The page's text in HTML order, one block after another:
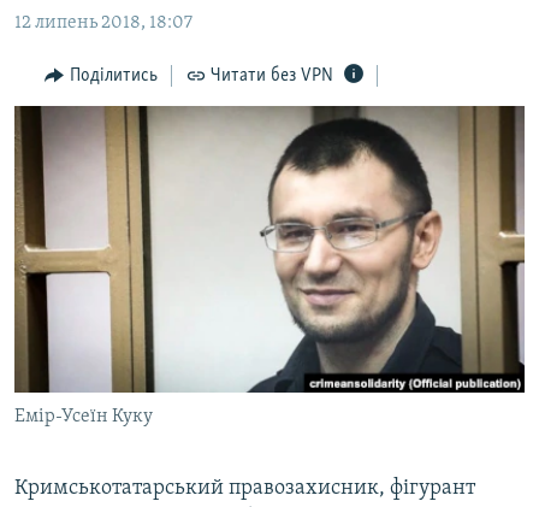
Перейти
пошукуІНТЕРВ'Ю
ВСЕ ЗА ДЕНЬ
СПЕЦПРОЕКТИ
ДЕПОРТАЦІЯ
ВІДЕОУРОКИ «ELIFBE»
СВІДЧЕННЯ ОКУПАЦІЇ
УКРАЇНСЬКА ПРОБЛЕМА КРИМУ
ЯК ОБІЙТИ БЛОКУВАННЯ
Русский
Qırımtatar
Усі сайти RFE/RL
12 липень 2018, 18:07
Поділитись Читати без VPN
Емір-Усеїн Куку
Кримськотатарський правозахисник, фігурант